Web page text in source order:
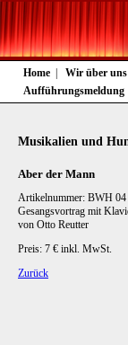
Navigation
überspringen
Home Wir über uns
Aufführungsmeldung
Musikalien und
Aber der Mann
Artikelnummer: BWH 04
Gesangsvortrag mit
von Otto Reutter
Preis: 7 € inkl. MwSt.
Zurück